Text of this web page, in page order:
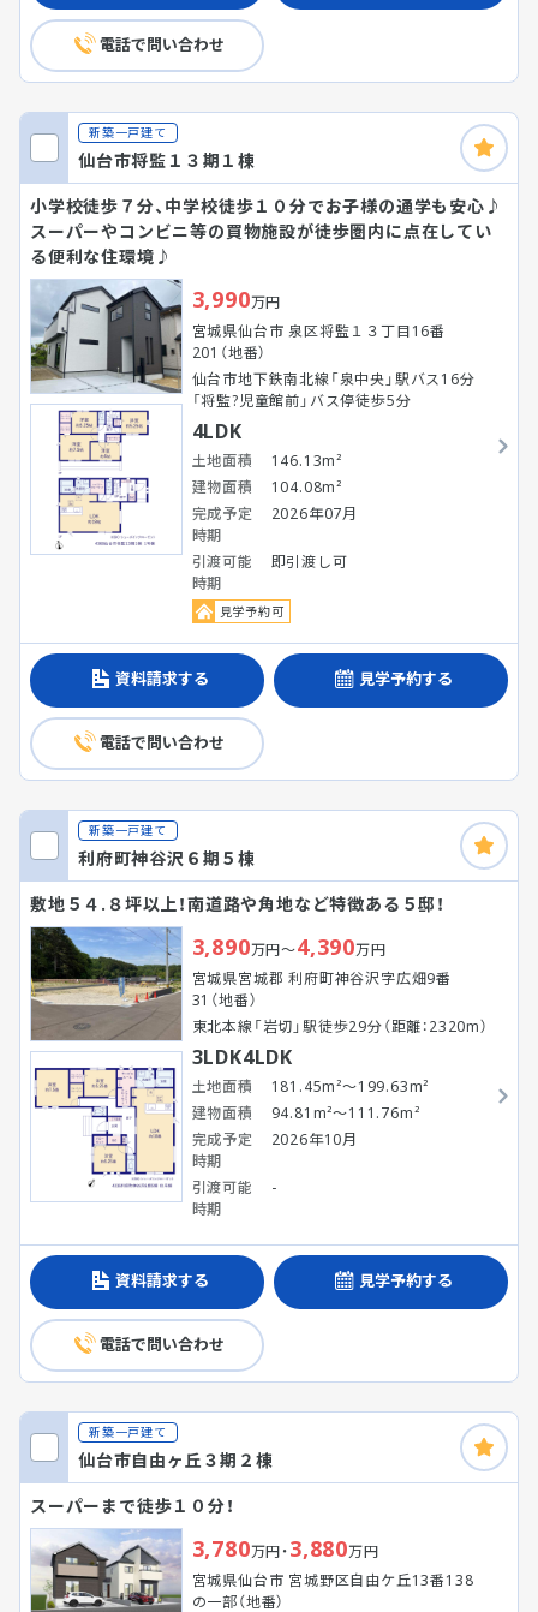
電話で問い合わせ
新築一戸建て
仙台市将監１３期１棟
小学校徒歩７分、中学校徒歩１０分でお子様の通学も安心♪
スーパーやコンビニ等の買物施設が徒歩圏内に点在してい
る便利な住環境♪
3,990万円
宮城県仙台市 泉区将監１３丁目16番
201（地番）
仙台市地下鉄南北線「泉中央」駅バス16分
「将監?児童館前」バス停徒歩5分
4LDK
土地面積
146.13m²
建物面積
104.08m²
完成予定
時期
2026年07月
引渡可能
時期
即引渡し可
見学予約可
資料請求する 見学予約する
電話で問い合わせ
新築一戸建て
利府町神谷沢６期５棟
敷地５４.８坪以上！南道路や角地など特徴ある５邸！
3,890万円～4,390万円
宮城県宮城郡 利府町神谷沢字広畑9番
31（地番）
東北本線「岩切」駅徒歩29分（距離：2320m）
3LDK4LDK
土地面積
181.45m²～199.63m²
建物面積
94.81m²～111.76m²
完成予定
時期
2026年10月
引渡可能
時期
-
資料請求する 見学予約する
電話で問い合わせ
新築一戸建て
仙台市自由ヶ丘３期２棟
スーパーまで徒歩１０分！
3,780万円・3,880万円
宮城県仙台市 宮城野区自由ケ丘13番138
の一部（地番）